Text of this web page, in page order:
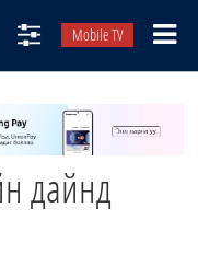
Mobile TV
дайнд